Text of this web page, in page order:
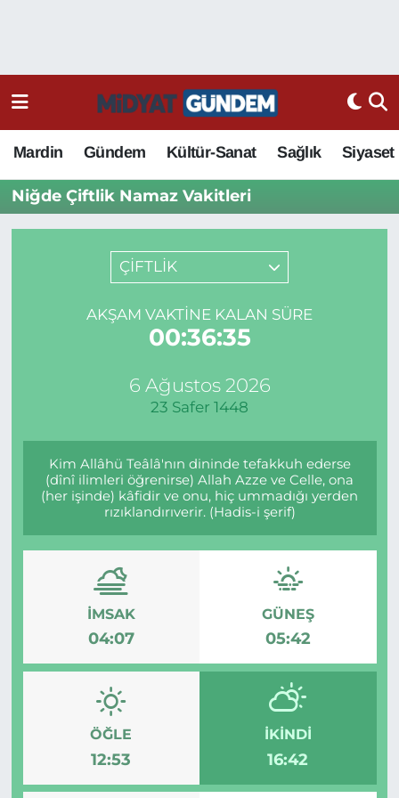
Mardin Gündem Kültür-Sanat Sağlık Siyaset
Niğde Çiftlik Namaz Vakitleri
ÇİFTLİK
AKŞAM VAKTINE KALAN SÜRE
00:36:35
6 Ağustos 2026
23 Safer 1448
Kim Allâhü Teâlâ'nın dininde tefakkuh ederse
(dînî ilimleri öğrenirse) Allah Azze ve Celle, ona
(her işinde) kâfidir ve onu, hiç ummadığı yerden
rızıklandırıverir. (Hadis-i şerif)
İMSAK
04:07
GÜNEŞ
05:42
ÖĞLE
12:53
İKINDI
16:42